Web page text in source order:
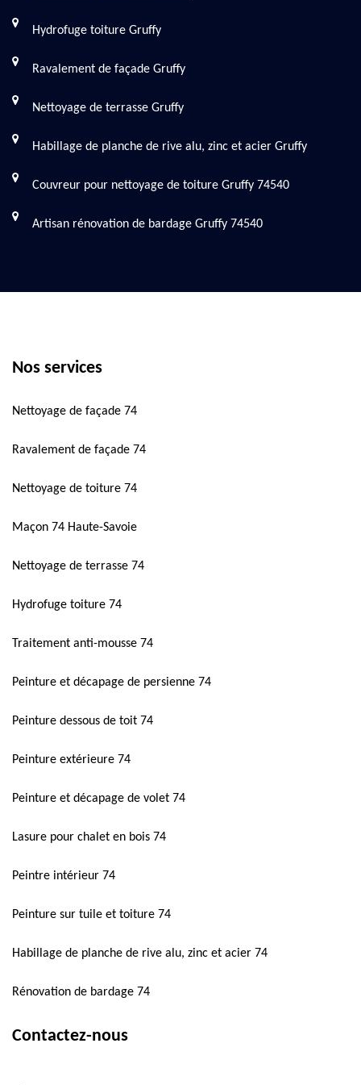
Hydrofuge toiture Gruffy
Ravalement de façade Gruffy
Nettoyage de terrasse Gruffy
Habillage de planche de rive alu, zinc et acier Gruffy
Couvreur pour nettoyage de toiture Gruffy 74540
Artisan rénovation de bardage Gruffy 74540
Nos services
Nettoyage de façade 74
Ravalement de façade 74
Nettoyage de toiture 74
Maçon 74 Haute-Savoie
Nettoyage de terrasse 74
Hydrofuge toiture 74
Traitement anti-mousse 74
Peinture et décapage de persienne 74
Peinture dessous de toit 74
Peinture extérieure 74
Peinture et décapage de volet 74
Lasure pour chalet en bois 74
Peintre intérieur 74
Peinture sur tuile et toiture 74
Habillage de planche de rive alu, zinc et acier 74
Rénovation de bardage 74
Contactez-nous